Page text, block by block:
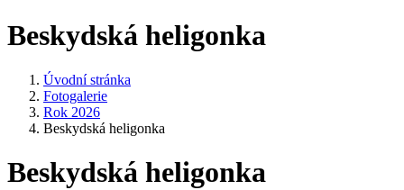
Beskydská heligonka
Úvodní stránka
Fotogalerie
Rok 2026
Beskydská heligonka
Beskydská heligonka